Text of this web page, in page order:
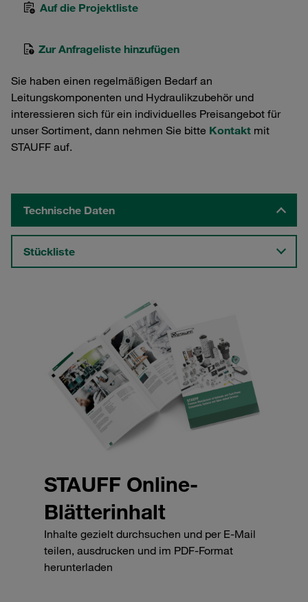
Auf die Projektliste
Zur Anfrageliste hinzufügen
Sie haben einen regelmäßigen Bedarf an
Leitungskomponenten und Hydraulikzubehör und
interessieren sich für ein individuelles Preisangebot für
unser Sortiment, dann nehmen Sie bitte Kontakt mit
STAUFF auf.
Technische Daten
Stückliste
STAUFF Online-
Blätterinhalt
Inhalte gezielt durchsuchen und per E-Mail
teilen, ausdrucken und im PDF-Format
herunterladen